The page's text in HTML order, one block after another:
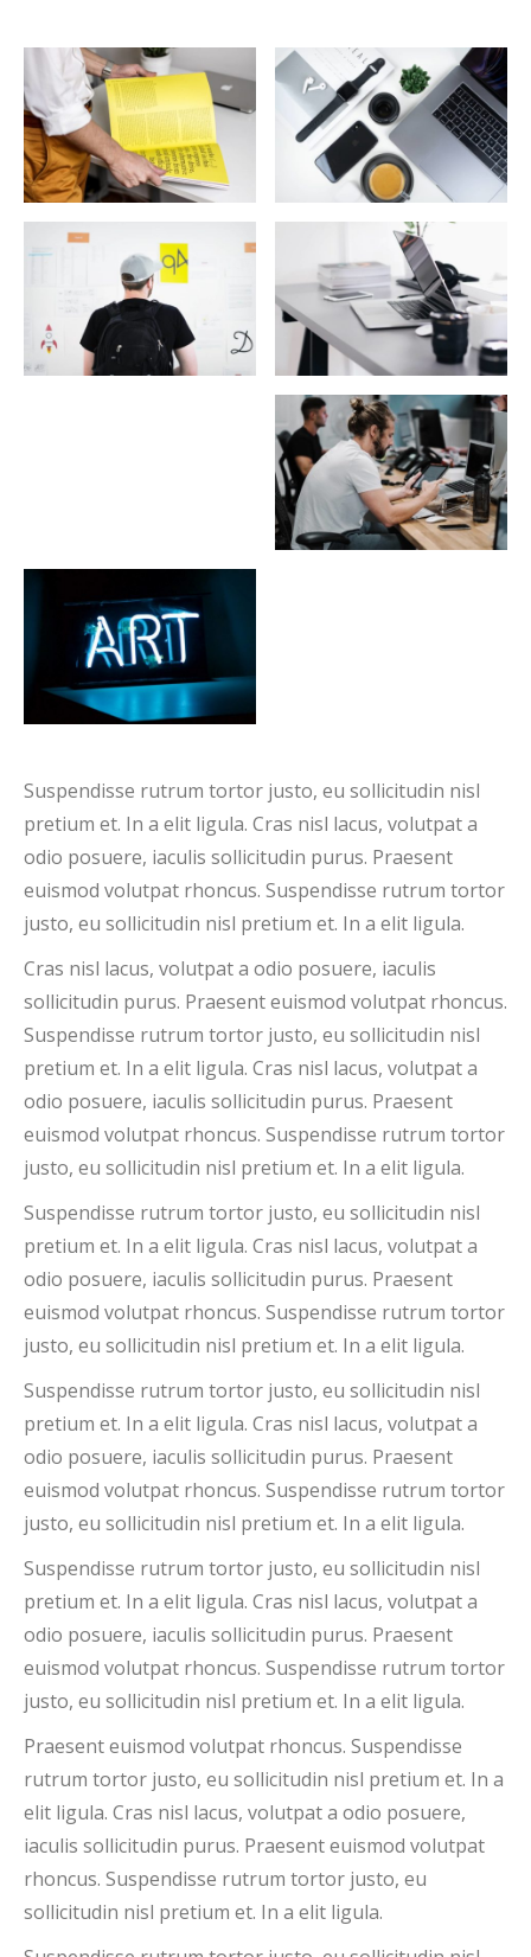
Suspendisse rutrum tortor justo, eu sollicitudin nisl
pretium et. In a elit ligula. Cras nisl lacus, volutpat a
odio posuere, iaculis sollicitudin purus. Praesent
euismod volutpat rhoncus. Suspendisse rutrum tortor
justo, eu sollicitudin nisl pretium et. In a elit ligula.
Cras nisl lacus, volutpat a odio posuere, iaculis
sollicitudin purus. Praesent euismod volutpat rhoncus.
Suspendisse rutrum tortor justo, eu sollicitudin nisl
pretium et. In a elit ligula. Cras nisl lacus, volutpat a
odio posuere, iaculis sollicitudin purus. Praesent
euismod volutpat rhoncus. Suspendisse rutrum tortor
justo, eu sollicitudin nisl pretium et. In a elit ligula.
Suspendisse rutrum tortor justo, eu sollicitudin nisl
pretium et. In a elit ligula. Cras nisl lacus, volutpat a
odio posuere, iaculis sollicitudin purus. Praesent
euismod volutpat rhoncus. Suspendisse rutrum tortor
justo, eu sollicitudin nisl pretium et. In a elit ligula.
Suspendisse rutrum tortor justo, eu sollicitudin nisl
pretium et. In a elit ligula. Cras nisl lacus, volutpat a
odio posuere, iaculis sollicitudin purus. Praesent
euismod volutpat rhoncus. Suspendisse rutrum tortor
justo, eu sollicitudin nisl pretium et. In a elit ligula.
Suspendisse rutrum tortor justo, eu sollicitudin nisl
pretium et. In a elit ligula. Cras nisl lacus, volutpat a
odio posuere, iaculis sollicitudin purus. Praesent
euismod volutpat rhoncus. Suspendisse rutrum tortor
justo, eu sollicitudin nisl pretium et. In a elit ligula.
Praesent euismod volutpat rhoncus. Suspendisse
rutrum tortor justo, eu sollicitudin nisl pretium et. In a
elit ligula. Cras nisl lacus, volutpat a odio posuere,
iaculis sollicitudin purus. Praesent euismod volutpat
rhoncus. Suspendisse rutrum tortor justo, eu
sollicitudin nisl pretium et. In a elit ligula.